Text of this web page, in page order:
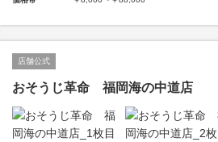
店舗公式
おそうじ革命 福岡海の中道店